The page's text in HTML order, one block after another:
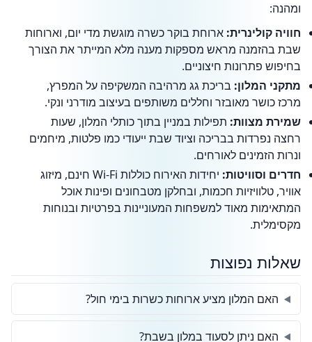
ומהנה:
חוויה קולינרית: ארוחת בוקר כשרה מוגשת מדי יום, וארוחות
שבת בהזמנה מראש מספקות מענה מלא המייתר את הצורך
בחיפוש פתרונות חיצוניים.
מתקני המלון: בריכת גג מרהיבה המשקיפה על המפרץ,
מרכז כושר מאובזר וחללים משותפים בעיצוב מודרני ונקי.
שמירת מצוות: תפילות במניין בתוך כותלי המלון, שעות
רחצה נפרדות בבריכה וציוד שבת ייעודי כמו פלטות, מיחמים
ונרות הזמינים לאורחים.
חדרים וסוויטות:
יחידות האירוח כוללות Wi-Fi חינם, מיזוג
אוויר, טלוויזיות חכמות, ובחלקן מטבחונים ופינות אוכל
המתאימות מאוד למשפחות המעוניינות בפרטיות ובנוחות
מקסימלית.
שאלות נפוצות
האם המלון מציע ארוחות כשרות בימי חול?
האם ניתן לסעוד במלון בשבת?